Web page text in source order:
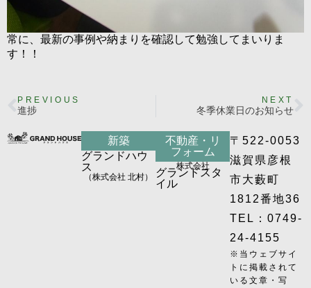
常に、最新の事例や納まりを確認して勉強してまいりま
す！！
PREVIOUS
進捗
NEXT
冬季休業日のお知らせ
新築
グランドハウ
ス
（株式会社 北村）
不動産・リ
フォーム
株式会社
グランドスタ
イル
〒522-0053
滋賀県彦根
市大藪町
1812番地36
TEL：0749-
24-4155
※当ウェブサイ
トに掲載されて
いる文章・写